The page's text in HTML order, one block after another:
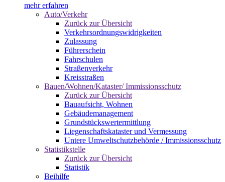
mehr erfahren
Auto/Verkehr
Zurück zur Übersicht
Verkehrsordnungswidrigkeiten
Zulassung
Führerschein
Fahrschulen
Straßenverkehr
Kreisstraßen
Bauen/Wohnen/Kataster/ Immissionsschutz
Zurück zur Übersicht
Bauaufsicht, Wohnen
Gebäudemanagement
Grundstückswertermittlung
Liegenschaftskataster und Vermessung
Untere Umweltschutzbehörde / Immissionsschutz
Statistikstelle
Zurück zur Übersicht
Statistik
Beihilfe